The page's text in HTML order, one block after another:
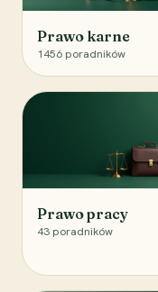
Prawo karne
1456 poradników
Prawo pracy
43 poradników